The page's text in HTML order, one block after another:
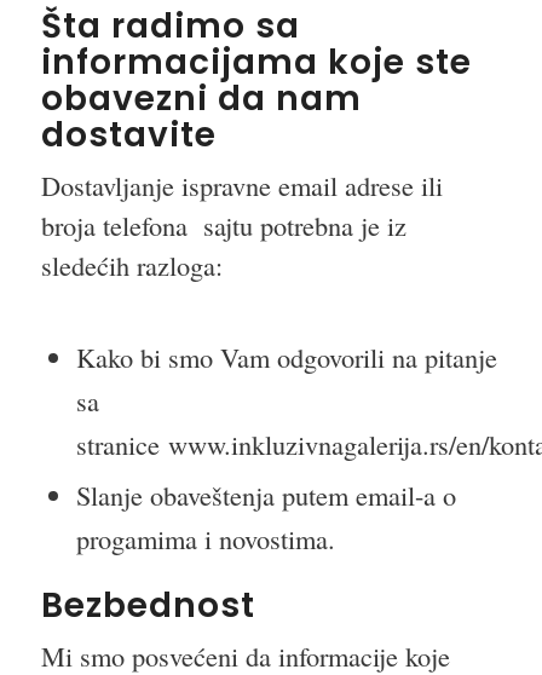
Šta radimo sa
informacijama koje ste
obavezni da nam
dostavite
Dostavljanje ispravne email adrese ili
broja telefona sajtu potrebna je iz
sledećih razloga:
Kako bi smo Vam odgovorili na pitanje
sa
stranice www.inkluzivnagalerija.rs/en/
Slanje obaveštenja putem email-a o
progamima i novostima.
Bezbednost
Mi smo posvećeni da informacije koje